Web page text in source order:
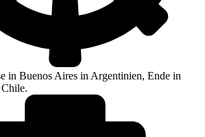
in Buenos Aires in Argentinien, Ende in